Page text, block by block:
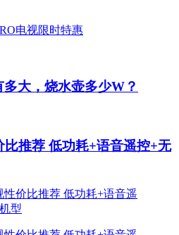
大，烧水壶多少W？
比推荐 低功耗+语音遥控+无